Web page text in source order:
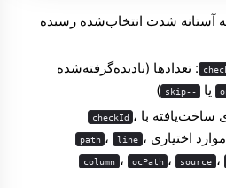
به آستانه شدت انتخاب‌شده رسیده
: تعدادها (نادیده‌گرفته‌شده
یا --skip
)
با checkId ،
اختیاری path ، line ،
column ، ocPath ، source ،